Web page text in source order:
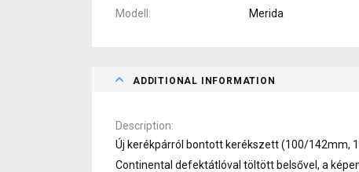
Modell
Merida
ADDITIONAL INFORMATION
Description
Új kerékpárról bontott kerékszett (100/142mm,
Continental defektátlóval töltött belsővel, a